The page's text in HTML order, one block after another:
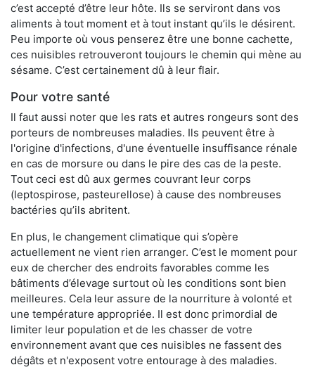
c’est accepté d’être leur hôte. Ils se serviront dans vos
aliments à tout moment et à tout instant qu’ils le désirent.
Peu importe où vous penserez être une bonne cachette,
ces nuisibles retrouveront toujours le chemin qui mène au
sésame. C’est certainement dû à leur flair.
Pour votre santé
Il faut aussi noter que les rats et autres rongeurs sont des
porteurs de nombreuses maladies. Ils peuvent être à
l'origine d'infections, d'une éventuelle insuffisance rénale
en cas de morsure ou dans le pire des cas de la peste.
Tout ceci est dû aux germes couvrant leur corps
(leptospirose, pasteurellose) à cause des nombreuses
bactéries qu’ils abritent.
En plus, le changement climatique qui s’opère
actuellement ne vient rien arranger. C’est le moment pour
eux de chercher des endroits favorables comme les
bâtiments d’élevage surtout où les conditions sont bien
meilleures. Cela leur assure de la nourriture à volonté et
une température appropriée. Il est donc primordial de
limiter leur population et de les chasser de votre
environnement avant que ces nuisibles ne fassent des
dégâts et n'exposent votre entourage à des maladies.